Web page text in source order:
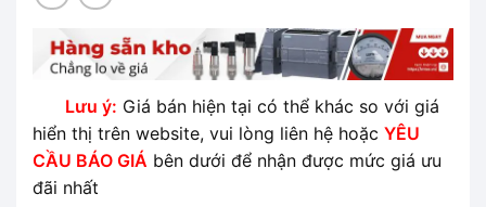
Lưu ý: Giá bán hiện tại có thể khác so với giá
hiển thị trên website, vui lòng liên hệ hoặc YÊU
CẦU BÁO GIÁ bên dưới để nhận được mức giá ưu
đãi nhất